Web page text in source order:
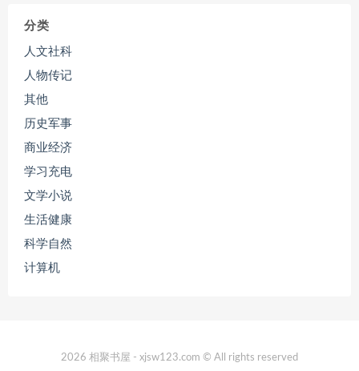
分类
人文社科
人物传记
其他
历史军事
商业经济
学习充电
文学小说
生活健康
科学自然
计算机
2026 相聚书屋 - xjsw123.com © All rights reserved